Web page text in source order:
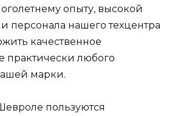
опыту, высокой
персонала нашего техцентра
качественное
практически любого
марки.
пользуются